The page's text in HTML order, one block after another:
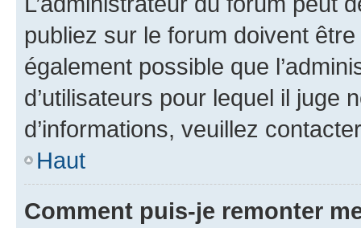
publiez sur le forum doivent
également possible que
d’utilisateurs pour lequel il juge
d’informations, veuillez
Haut
Comment puis-je remonter